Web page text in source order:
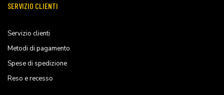
SERVIZIO CLIENTI
Servizio clienti
Metodi di pagamento
Spese di spedizione
Reso e recesso